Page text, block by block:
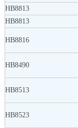
HB8813
HB8813
HB8816
HB8490
HB8513
HB8523